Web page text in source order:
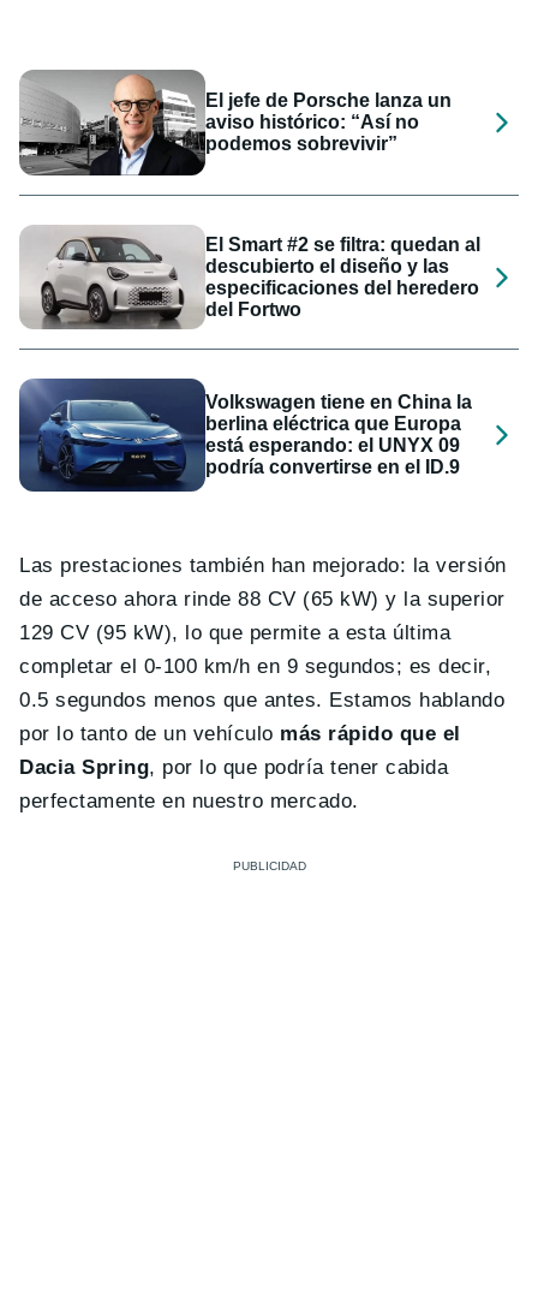
El jefe de Porsche lanza un
aviso histórico: “Así no
podemos sobrevivir”
El Smart #2 se filtra: quedan al
descubierto el diseño y las
especificaciones del heredero
del Fortwo
Volkswagen tiene en China la
berlina eléctrica que Europa
está esperando: el UNYX 09
podría convertirse en el ID.9
Las prestaciones también han mejorado: la versión
de acceso ahora rinde 88 CV (65 kW) y la superior
129 CV (95 kW), lo que permite a esta última
completar el 0-100 km/h en 9 segundos; es decir,
0.5 segundos menos que antes. Estamos hablando
por lo tanto de un vehículo más rápido que el
Dacia Spring, por lo que podría tener cabida
perfectamente en nuestro mercado.